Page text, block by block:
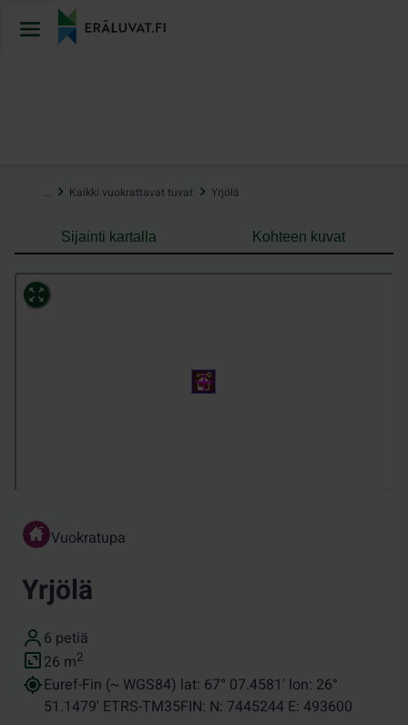
sisältöön
… Kaikki vuokrattavat tuvat Yrjölä
Sijainti kartalla Kohteen kuvat
Vuokratupa
Yrjölä
Vuodepaikat
6 petiä
Pinta-ala (neliömetreinä)
26 m2
Koordinaatit
Euref-Fin (~ WGS84) lat: 67° 07.4581' lon: 26°
51.1479' ETRS-TM35FIN: N: 7445244 E: 493600